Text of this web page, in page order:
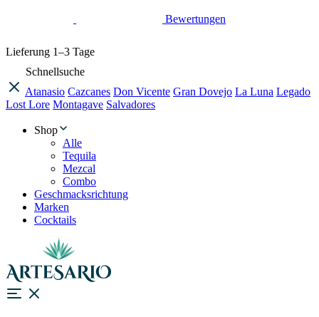
Bewertungen
Lieferung 1–3 Tage
Schnellsuche
Atanasio Cazcanes Don Vicente Gran Dovejo La Luna Legado
Lost Lore Montagave Salvadores
Shop
Alle
Tequila
Mezcal
Combo
Geschmacksrichtung
Marken
Cocktails